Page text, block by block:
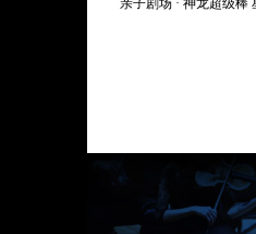
亲子剧场 · 神龙超级棒